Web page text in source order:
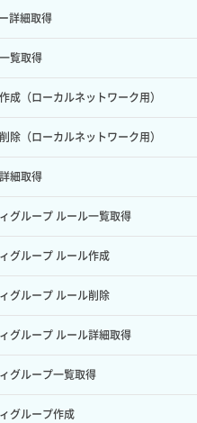
ット詳細一覧取得
ット詳細取得（アイテム指定）
リストア
一覧取得
詳細一覧取得
詳細取得
メージ保存
イプ一覧取得
イプ詳細取得
覧取得
成
使用量取得
容量取得
容量変更
取得
作成
削除
詳細取得
ポート一覧取得
ポート詳細取得
ボリューム一覧
ボリューム詳細取得
発行
づくアドレス取得
づくアドレス取得（ネットワーク指定）
づくセキュリティグループ取得
詳細取得
覧取得
成（ローカルネットワーク用）
除（ローカルネットワーク用）
細取得
グループ ルール一覧取得
グループ ルール作成
グループ ルール削除
グループ ルール詳細取得
グループ一覧取得
グループ作成